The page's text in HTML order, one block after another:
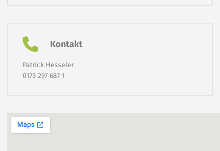
Kontakt
Patrick Hesseler
0173 297 687 1